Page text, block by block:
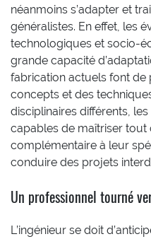
néanmoins s’adapter et
généralistes. En effet, les
technologiques et socio-
grande capacité
fabrication actuels font de
concepts et des
disciplinaires différents,
capables de maîtriser tout
complémentaire à leur
conduire des projets
Un professionnel tourné
L’ingénieur se doit